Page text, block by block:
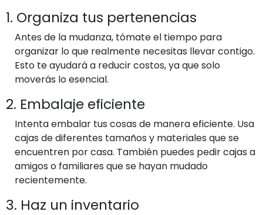
1. Organiza tus pertenencias
Antes de la mudanza, tómate el tiempo para
organizar lo que realmente necesitas llevar contigo.
Esto te ayudará a reducir costos, ya que solo
moverás lo esencial.
2. Embalaje eficiente
Intenta embalar tus cosas de manera eficiente. Usa
cajas de diferentes tamaños y materiales que se
encuentren por casa. También puedes pedir cajas a
amigos o familiares que se hayan mudado
recientemente.
3. Haz un inventario